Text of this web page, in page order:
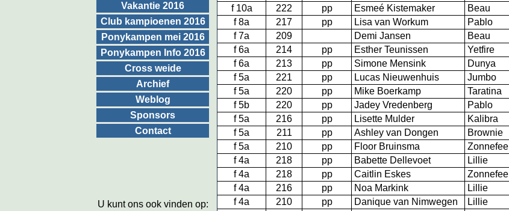
Vakantie 2016
Club kampioenen 2016
Ponykampen mei 2016
Ponykampen Info 2016
Cross weide
Archief
Weblog
Sponsors
Contact
U kunt ons ook vinden op:
f 10a
222 pp Esmeé Kistemaker
Beau
f 8a
217 pp Lisa van Workum
Pablo
f 7a
209 Demi Jansen
Beau
f 6a
214 pp Esther Teunissen
Yetfire
f 6a
213 pp Simone Mensink
Dunya
f 5a
221 pp Lucas Nieuwenhuis
Jumbo
f 5a
220 pp Mike Boerkamp
Taratina
f 5b
220 pp Jadey Vredenberg
Pablo
f 5a
216 pp Lisette Mulder
Kalibra
f 5a
211 pp Ashley van Dongen
Brownie
f 5a
210 pp Floor Bruinsma
Zonnefee
f 4a
218 pp Babette Dellevoet
Lillie
f 4a
218 pp Caitlin Eskes
Zonnefee
f 4a
216 pp Noa Markink
Lillie
f 4a
210 pp Danique van Nimwegen
Lillie